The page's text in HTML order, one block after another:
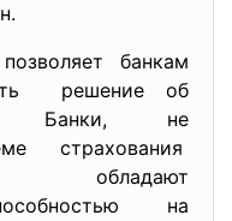
банкам
решение об
Банки, не
страхования
на